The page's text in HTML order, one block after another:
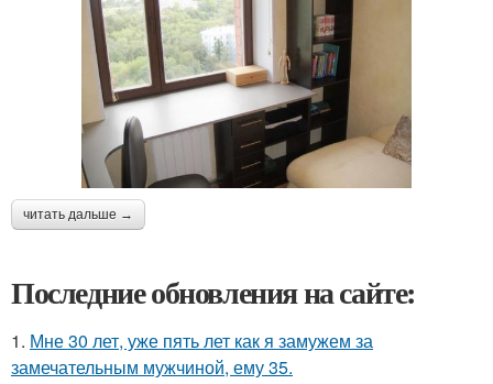
читать дальше →
Последние обновления на сайте:
1. Мне 30 лет, уже пять лет как я замужем за
замечательным мужчиной, ему 35.